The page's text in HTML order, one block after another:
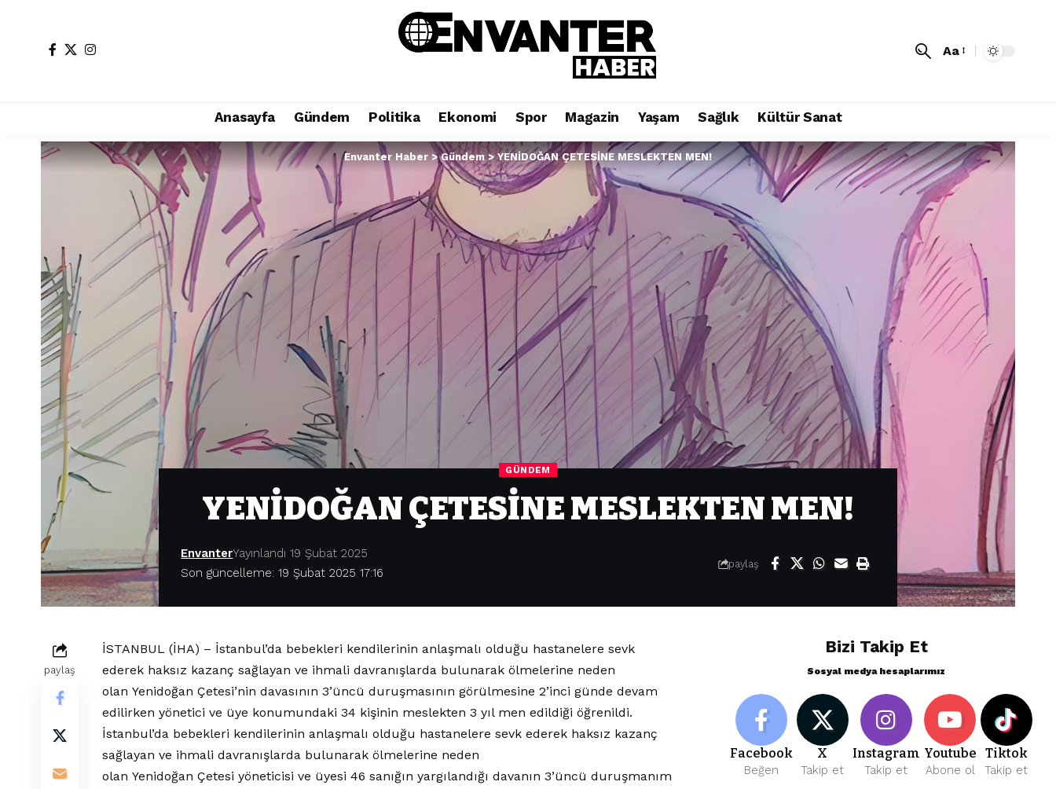
Aa
Anasayfa Gündem Politika Ekonomi Spor Magazin Yaşam Sağlık Kültür Sanat
Envanter Haber >Gündem>YENİDOĞAN ÇETESİNE MESLEKTEN MEN!
GÜNDEM
YENİDOĞAN ÇETESİNE MESLEKTEN MEN!
Son güncelleme: 19 Şubat 2025 17:16
EnvanterYayınlandı 19 Şubat 2025
paylaş
paylaş
İSTANBUL (İHA) – İstanbul’da bebekleri kendilerinin anlaşmalı olduğu hastanelere sevk
ederek haksız kazanç sağlayan ve ihmali davranışlarda bulunarak ölmelerine neden
olan Yenidoğan Çetesi’nin davasının 3’üncü duruşmasının görülmesine 2’inci günde devam
edilirken yönetici ve üye konumundaki 34 kişinin meslekten 3 yıl men edildiği öğrenildi.
İstanbul’da bebekleri kendilerinin anlaşmalı olduğu hastanelere sevk ederek haksız kazanç
sağlayan ve ihmali davranışlarda bulunarak ölmelerine neden
olan Yenidoğan Çetesi yöneticisi ve üyesi 46 sanığın yargılandığı davanın 3’üncü duruşmanım
Bizi Takip Et
Sosyal medya hesaplarımız
Facebook
Beğen
X
Takip et
Instagram
Takip et
Youtube
Abone ol
Tiktok
Takip et